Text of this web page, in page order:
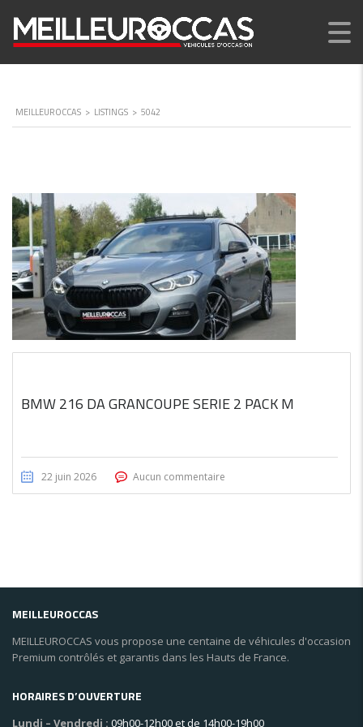
MEILLEUROCCAS > LISTINGS > 5042
BMW 216 DA GRANCOUPE SERIE 2 PACK M
22 juin 2026 Aucun commentaire
MEILLEUROCCAS
MEILLEUROCCAS vous propose une centaine de véhicules d'occasion
Premium contrôlés et garantis dans les Hauts de France.
HORAIRES D’OUVERTURE
Lundi – Vendredi : 09h00-12h00 et de 14h00-19h00